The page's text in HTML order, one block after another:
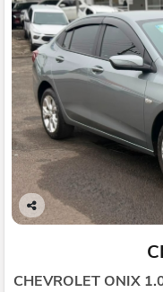
Co
CHEVROLET ONIX